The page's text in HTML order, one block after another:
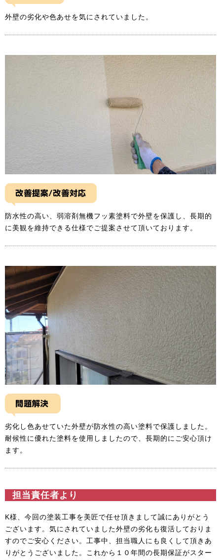
外壁の劣化や色あせを気にされていました。
防水性の高い、弱溶剤無機フッ素塗料で外壁を保護し、長期的
に美観を維持できる仕様でご提案させて頂いております。
劣化し色あせていた外壁が防水性の高い塗料で保護しました。
耐候性に優れた塗料を使用しましたので、長期的にご安心頂け
ます。
担当責任者より
K様、今回の塗装工事を美匠で任せ頂きまして誠にありがとう
ございます。気にされていました外壁の劣化も復活しておりま
すのでご安心ください。工事中、担当職人にも良くして頂きあ
りがとうございました。これから１０年間の長期保証がスター